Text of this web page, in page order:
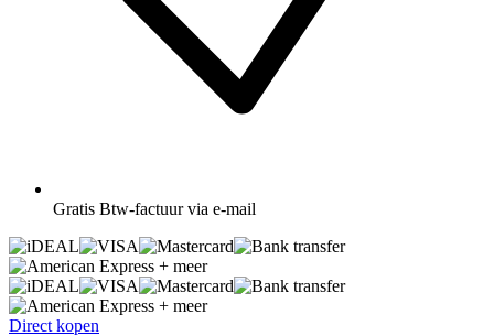
Gratis Btw-factuur via e-mail
+ meer
+ meer
Direct kopen